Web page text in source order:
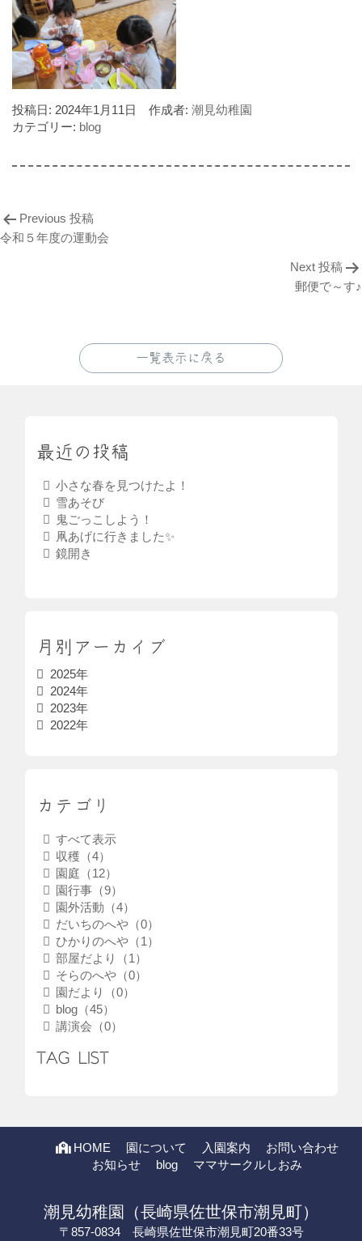
投稿日: 2024年1月11日 作成者: 潮見幼稚園
カテゴリー: blog
Previous 投稿
令和５年度の運動会
Next 投稿
郵便で～す♪
一覧表示に戻る
最近の投稿
小さな春を見つけたよ！
雪あそび
鬼ごっこしよう！
凧あげに行きました✨
鏡開き
月別アーカイブ
2025年
2024年
2023年
2022年
カテゴリ
すべて表示
収穫（4）
園庭（12）
園行事（9）
園外活動（4）
だいちのへや（0）
ひかりのへや（1）
部屋だより（1）
そらのへや（0）
園だより（0）
blog（45）
講演会（0）
TAG LIST
HOME 園について 入園案内
お問い合わせ
お知らせ
blog ママサークルしおみ
潮見幼稚園（長崎県佐世保市潮見町）
〒857-0834 長崎県佐世保市潮見町20番33号